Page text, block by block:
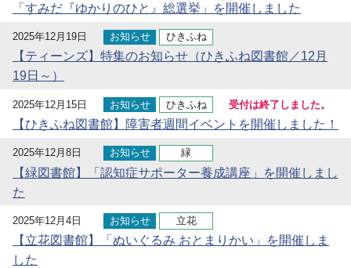
「すみだ『ゆかりのひと』総選挙」を開催しました
2025年12月19日 お知らせ ひきふね
【ティーンズ】特集のお知らせ（ひきふね図書館／12月
19日～）
2025年12月15日 お知らせ ひきふね 受付は終了しました。
【ひきふね図書館】障害者週間イベントを開催しました！
2025年12月8日 お知らせ 緑
【緑図書館】「認知症サポーター養成講座」を開催しまし
た
2025年12月4日 お知らせ 立花
【立花図書館】「ぬいぐるみ おとまりかい」を開催しま
した